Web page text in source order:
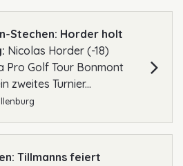
Stechen: Horder holt
Nicolas Horder (-18)
Pro Golf Tour Bonmont
zweites Turnier...
Tillmanns feiert